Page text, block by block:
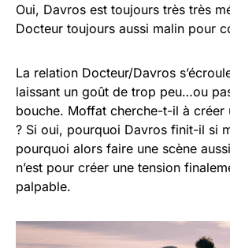
Oui, Davros est toujours très très
Docteur toujours aussi malin pour
La relation Docteur/Davros
laissant un goût de trop peu…ou
bouche. Moffat cherche-t-il à créer
? Si oui, pourquoi Davros finit-il si
pourquoi alors faire une scène
n’est pour créer une tension
palpable.